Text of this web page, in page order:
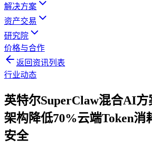
解决方案
资产交易
研究院
价格与合作
返回资讯列表
行业动态
英特尔SuperClaw混合AI
架构降低70%云端Token消
安全